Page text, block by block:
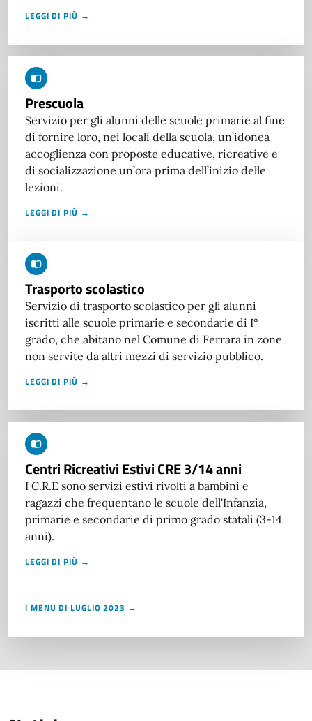
LEGGI DI PIÙ →
Prescuola
Servizio per gli alunni delle scuole primarie al fine
di fornire loro, nei locali della scuola, un’idonea
accoglienza con proposte educative, ricreative e
di socializzazione un’ora prima dell’inizio delle
lezioni.
LEGGI DI PIÙ →
Trasporto scolastico
Servizio di trasporto scolastico per gli alunni
iscritti alle scuole primarie e secondarie di I°
grado, che abitano nel Comune di Ferrara in zone
non servite da altri mezzi di servizio pubblico.
LEGGI DI PIÙ →
Centri Ricreativi Estivi CRE 3/14 anni
I C.R.E sono servizi estivi rivolti a bambini e
ragazzi che frequentano le scuole dell'Infanzia,
primarie e secondarie di primo grado statali (3-14
anni).
LEGGI DI PIÙ →
I MENU DI LUGLIO 2023 →